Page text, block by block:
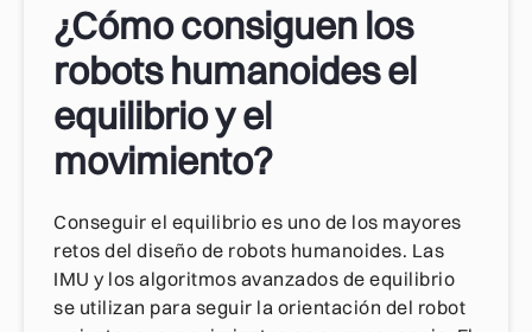
¿Cómo consiguen los
robots humanoides el
equilibrio y el
movimiento?
Conseguir el equilibrio es uno de los mayores
retos del diseño de robots humanoides. Las
IMU y los algoritmos avanzados de equilibrio
se utilizan para seguir la orientación del robot